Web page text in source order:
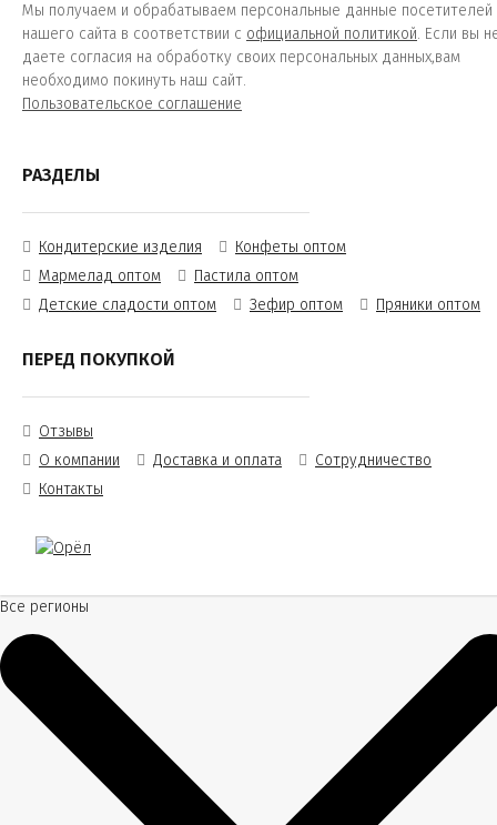
Мы получаем и обрабатываем персональные данные посетителей
нашего сайта в соответствии с официальной политикой. Если вы
даете согласия на обработку своих персональных данных,вам
необходимо покинуть наш сайт.
Пользовательское соглашение
РАЗДЕЛЫ
Кондитерские изделия
Конфеты оптом
Мармелад оптом
Пастила оптом
Детские сладости оптом
Зефир оптом Пряники оптом
ПЕРЕД ПОКУПКОЙ
Отзывы
О компании
Доставка и оплата
Сотрудничество
Контакты
Все регионы